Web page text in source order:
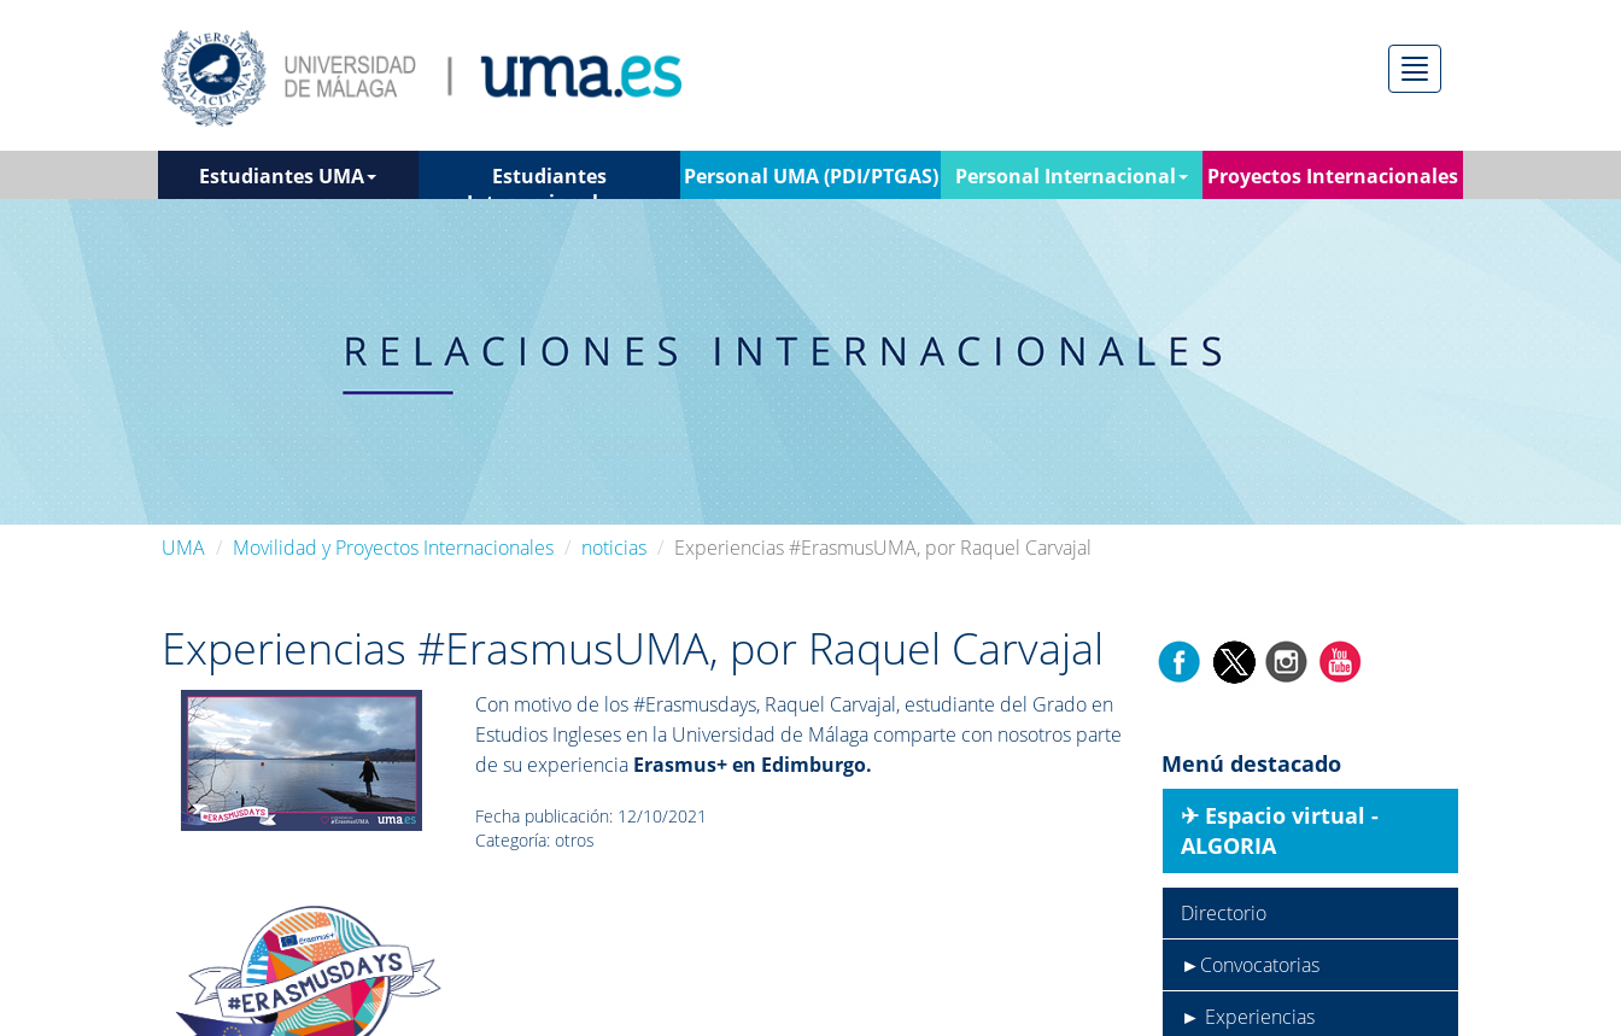
Menú
Estudiantes UMA
Estudiantes
Internacionales
Personal UMA (PDI/PTGAS) Personal Internacional Proyectos Internacionales
UMA Movilidad y Proyectos Internacionales noticias Experiencias #ErasmusUMA, por Raquel Carvajal
Experiencias #ErasmusUMA, por Raquel Carvajal
Con motivo de los #Erasmusdays, Raquel Carvajal, estudiante del Grado en
Estudios Ingleses en la Universidad de Málaga comparte con nosotros parte
de su experiencia Erasmus+ en Edimburgo.
Fecha publicación: 12/10/2021
Categoría: otros
Menú destacado
✈︎ Espacio virtual -
ALGORIA
Directorio
►Convocatorias
► Experiencias